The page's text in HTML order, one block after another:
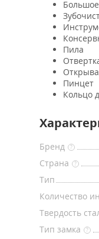
Пила
Пинцет
Кольцо
Бренд ?
Страна
?
Тип
Количество
Твердость
Тип замка
?